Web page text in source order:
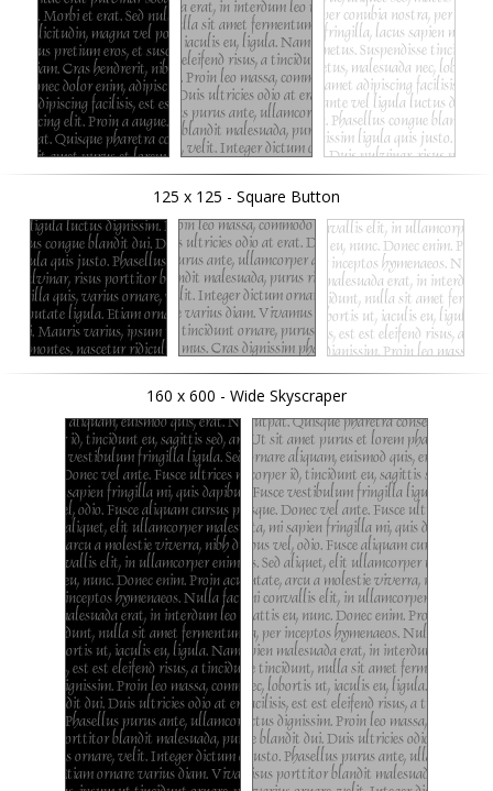
125 x 125 - Square Button
160 x 600 - Wide Skyscraper